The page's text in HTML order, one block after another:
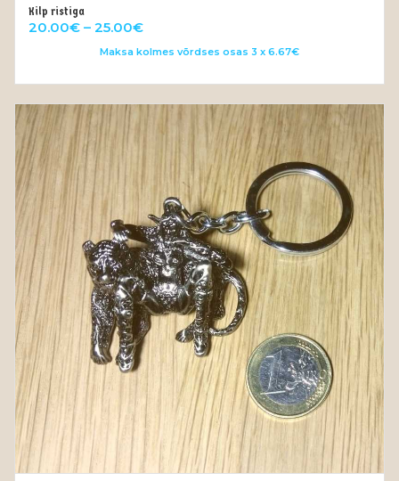
Kilp ristiga
20.00€ – 25.00€Price
range:
through
25.00€
Maksa kolmes võrdses osas 3 x 6.67€